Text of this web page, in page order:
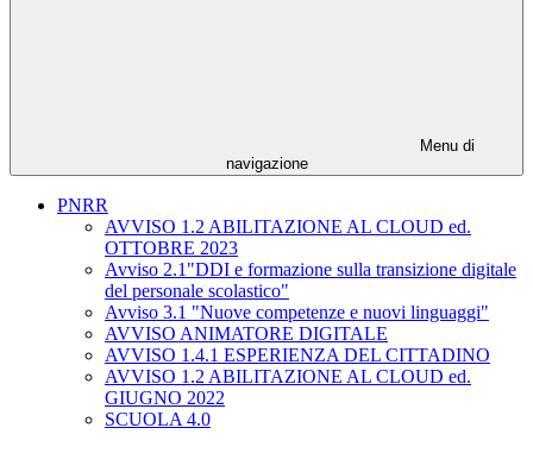
Menu di
navigazione
PNRR
AVVISO 1.2 ABILITAZIONE AL CLOUD ed.
OTTOBRE 2023
Avviso 2.1"DDI e formazione sulla transizione digitale
del personale scolastico"
Avviso 3.1 "Nuove competenze e nuovi linguaggi"
AVVISO ANIMATORE DIGITALE
AVVISO 1.4.1 ESPERIENZA DEL CITTADINO
AVVISO 1.2 ABILITAZIONE AL CLOUD ed.
GIUGNO 2022
SCUOLA 4.0